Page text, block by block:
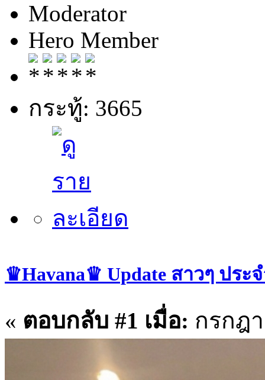
Moderator
Hero Member
กระทู้: 3665
♛Havana♛ Update สาวๆ ประ
« ตอบกลับ #1 เมื่อ: กรกฎ